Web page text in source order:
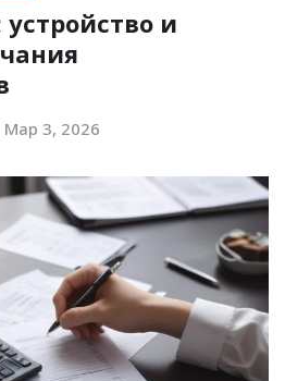
и
Мар 3, 2026